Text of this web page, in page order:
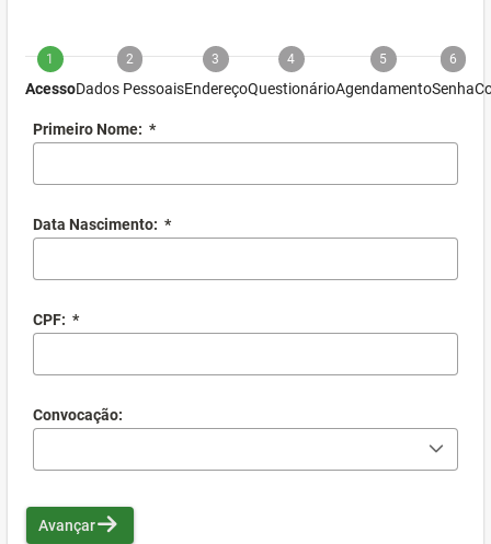
1
Acesso
2
Dados Pessoais
3
Endereço
4
Questionário
5
Agendamento
6
Senha
Primeiro Nome: *
Data Nascimento: *
CPF: *
Convocação:
Avançar